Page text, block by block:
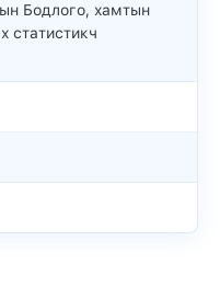
Бодлого, хамтын
статистикч